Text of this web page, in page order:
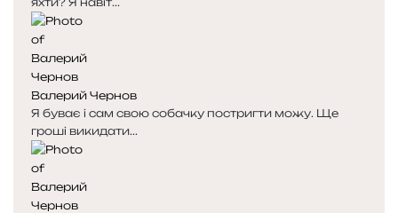
о
р
і
н
к
а
о
р
і
н
к
а
Валерий Чернов
Я буває і сам свою собачку постригти можу. Ще
гроші викидати...